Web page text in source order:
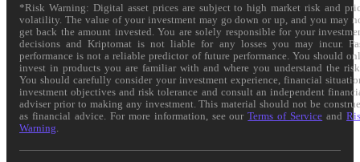
*Risk Warning: Digital asset prices are subject to high market risk and
volatility. The value of your investment may go down or up, and you may
get back the amount invested. You are solely responsible for your
decisions and Kriptomat is not liable for any losses you may incur.
performance is not a reliable predictor of future performance. You should
invest in products you are familiar with and where you understand the
You should carefully consider your investment experience, financial
investment objectives and risk tolerance and consult an independent
adviser prior to making any investment. This material should not be
as financial advice. For more information, see ourTerms of Service and
Warning